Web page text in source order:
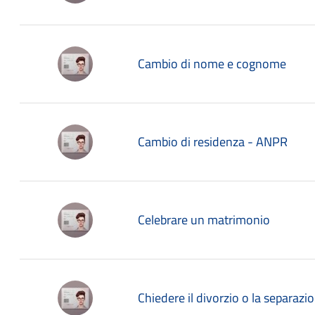
Cambio di nome e cognome
Cambio di residenza - ANPR
Celebrare un matrimonio
Chiedere il divorzio o la